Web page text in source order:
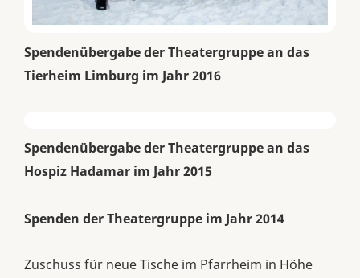
Spendenübergabe der Theatergruppe an das
Tierheim Limburg im Jahr 2016
Spendenübergabe der Theatergruppe an das
Hospiz Hadamar im Jahr 2015
Spenden der Theatergruppe im Jahr 2014
Zuschuss für neue Tische im Pfarrheim in Höhe